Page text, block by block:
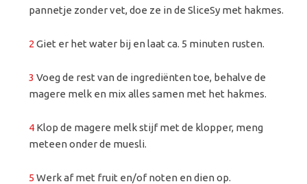
pannetje zonder vet, doe ze in de SliceSy met hakmes.
2Giet er het water bij en laat ca. 5 minuten rusten.
3Voeg de rest van de ingrediënten toe, behalve de
magere melk en mix alles samen met het hakmes.
4 Klop de magere melk stijf met de klopper, meng
meteen onder de muesli.
5Werk af met fruit en/of noten en dien op.